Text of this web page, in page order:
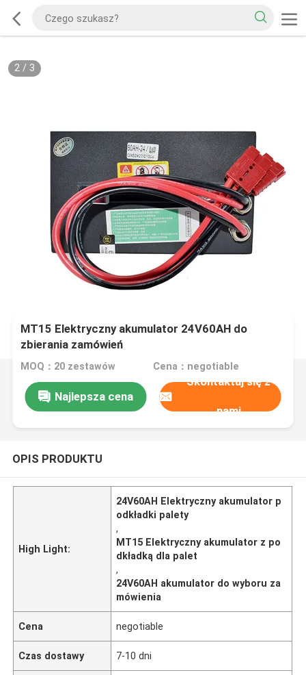
2/ 3
MT15 Elektryczny akumulator 24V60AH do
zbierania zamówień
MOQ：20 zestawów Cena：negotiable
Najlepsza cena
Skontaktuj się z
nami
OPIS PRODUKTU
High Light:
24V60AH Elektryczny akumulator p
odkładki palety
,
MT15 Elektryczny akumulator z po
dkładką dla palet
,
24V60AH akumulator do wyboru za
mówienia
Cena negotiable
Czas dostawy 7-10 dni